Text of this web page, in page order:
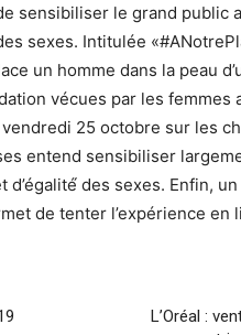
sensibiliser le grand public
sexes. Intitulée
un homme dans la peau
vécues par les femmes
25 octobre sur les
entend sensibiliser
des sexes. Enfin,
de tenter l’expérience en
L’Oréal :